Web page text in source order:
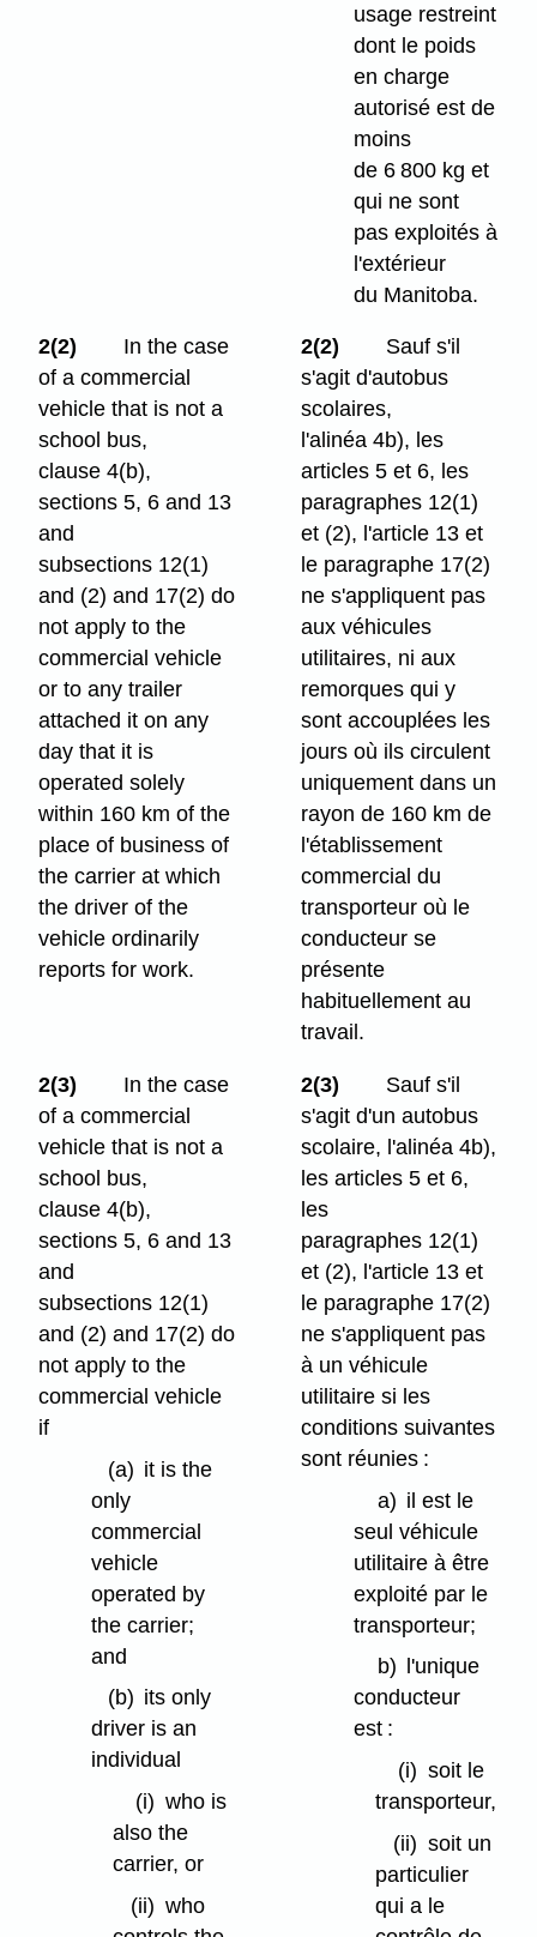
usage restreint
dont le poids
en charge
autorisé est de
moins
de 6 800 kg et
qui ne sont
pas exploités à
l'extérieur
du Manitoba.
2(2)
In the case
of a commercial
vehicle that is not a
school bus,
clause 4(b),
sections 5, 6 and 13
and
subsections 12(1)
and (2) and 17(2) do
not apply to the
commercial vehicle
or to any trailer
attached it on any
day that it is
operated solely
within 160 km of the
place of business of
the carrier at which
the driver of the
vehicle ordinarily
reports for work.
2(2)
Sauf s'il
s'agit d'autobus
scolaires,
l'alinéa 4b), les
articles 5 et 6, les
paragraphes 12(1)
et (2), l'article 13 et
le paragraphe 17(2)
ne s'appliquent pas
aux véhicules
utilitaires, ni aux
remorques qui y
sont accouplées les
jours où ils circulent
uniquement dans un
rayon de 160 km de
l'établissement
commercial du
transporteur où le
conducteur se
présente
habituellement au
travail.
2(3)
In the case
of a commercial
vehicle that is not a
school bus,
clause 4(b),
sections 5, 6 and 13
and
subsections 12(1)
and (2) and 17(2) do
not apply to the
commercial vehicle
if
(a) it is the
only
commercial
vehicle
operated by
the carrier;
and
(b) its only
driver is an
individual
(i) who is
also the
carrier, or
(ii) who
2(3)
Sauf s'il
s'agit d'un autobus
scolaire, l'alinéa 4b),
les articles 5 et 6,
les
paragraphes 12(1)
et (2), l'article 13 et
le paragraphe 17(2)
ne s'appliquent pas
à un véhicule
utilitaire si les
conditions suivantes
sont réunies :
a) il est le
seul véhicule
utilitaire à être
exploité par le
transporteur;
b)
l'unique
conducteur
est :
(i) soit le
transporteur,
(ii) soit un
particulier
qui a le